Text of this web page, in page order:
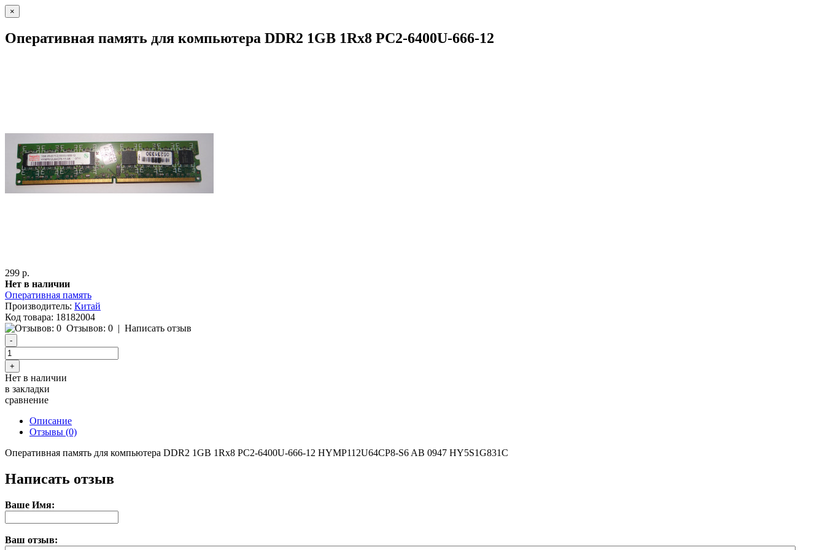
×
Оперативная память для компьютера DDR2 1GB 1Rx8 PC2-6400U-666-12
299 р.
Нет в наличии
Оперативная память
Производитель: Китай
Код товара: 18182004
Отзывов: 0 | Написать отзыв
Нет в наличии
в закладки
сравнение
Описание
Отзывы (0)
Оперативная память для компьютера DDR2 1GB 1Rx8 PC2-6400U-666-12 HYMP112U64CP8-S6 AB 0947 HY5S1G831C
Написать отзыв
Ваше Имя:
Ваш отзыв: